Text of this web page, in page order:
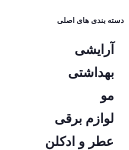
دسته بندی های اصلی
آرایشی
بهداشتی
مو
لوازم برقی
عطر و ادکلن